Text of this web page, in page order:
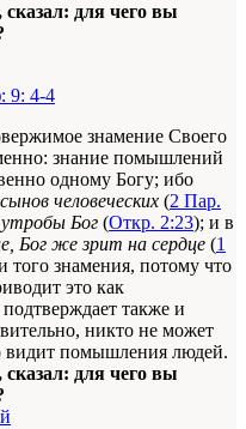
для чего вы
9: 4-4
знамение Своего
знание помышлений
одному Богу; ибо
человеческих (2 Пар.
Бог (Откр. 2:23); и в
Бог же зрит на сердце (1
того знамения, потому что
это как
также и
никто не может
видит помышления людей.
для чего вы